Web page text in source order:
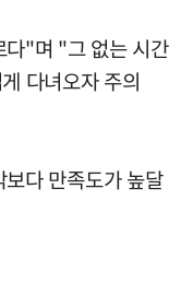
다"며 "그 없는 시간
다녀오자 주의
다 만족도가 높달